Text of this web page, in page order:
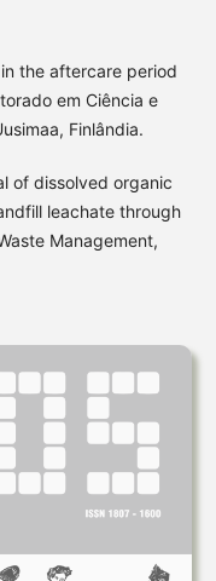
the aftercare period
em Ciência e
Finlândia.
of dissolved organic
leachate through
Management,